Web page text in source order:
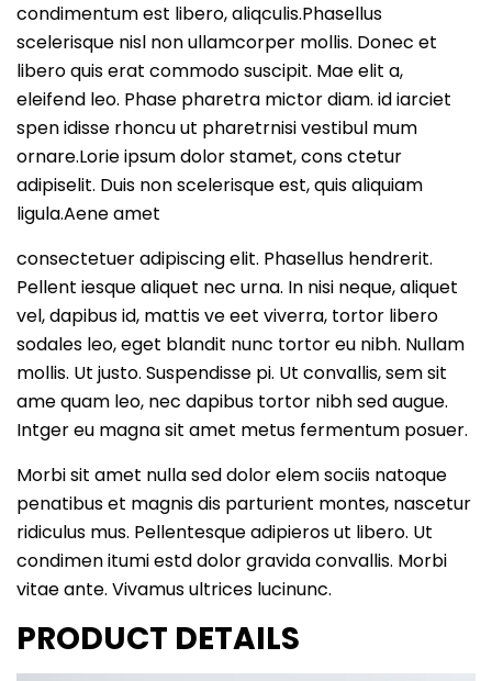
condimentum est libero, aliqculis.Phasellus
scelerisque nisl non ullamcorper mollis. Donec et
libero quis erat commodo suscipit. Mae elit a,
eleifend leo. Phase pharetra mictor diam. id iarciet
spen idisse rhoncu ut pharetrnisi vestibul mum
ornare.Lorie ipsum dolor stamet, cons ctetur
adipiselit. Duis non scelerisque est, quis aliquiam
ligula.Aene amet
consectetuer adipiscing elit. Phasellus hendrerit.
Pellent iesque aliquet nec urna. In nisi neque, aliquet
vel, dapibus id, mattis ve eet viverra, tortor libero
sodales leo, eget blandit nunc tortor eu nibh. Nullam
mollis. Ut justo. Suspendisse pi. Ut convallis, sem sit
ame quam leo, nec dapibus tortor nibh sed augue.
Intger eu magna sit amet metus fermentum posuer.
Morbi sit amet nulla sed dolor elem sociis natoque
penatibus et magnis dis parturient montes, nascetur
ridiculus mus. Pellentesque adipieros ut libero. Ut
condimen itumi estd dolor gravida convallis. Morbi
vitae ante. Vivamus ultrices lucinunc.
PRODUCT DETAILS